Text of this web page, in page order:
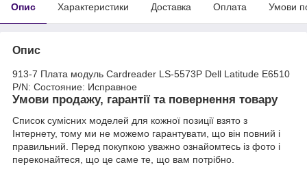
Опис Характеристики Доставка Оплата Умови
Опис
913-7 Плата модуль Cardreader LS-5573P Dell Latitude E6510
P/N: Состояние: Исправное
Умови продажу, гарантії та повернення товару
Список сумісних моделей для кожної позиції взято з
Інтернету, тому ми не можемо гарантувати, що він повний і
правильний. Перед покупкою уважно ознайомтесь із фото і
переконайтеся, що це саме те, що вам потрібно.